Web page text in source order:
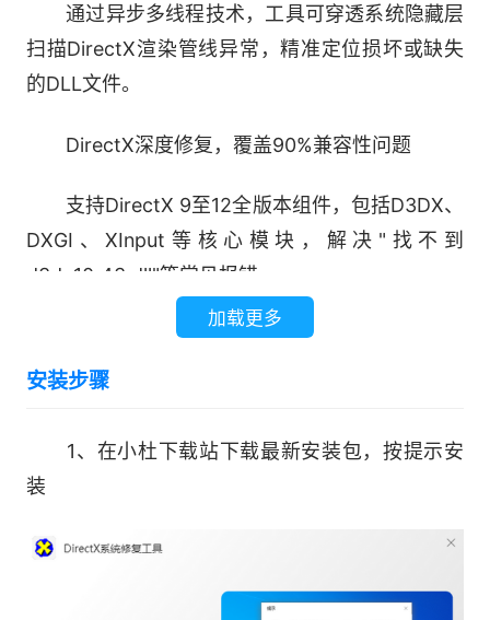
通过异步多线程技术，工具可穿透系统隐藏层
扫描DirectX渲染管线异常，精准定位损坏或缺失
的DLL文件。
DirectX深度修复，覆盖90%兼容性问题
支持DirectX 9至12全版本组件，包括D3DX、
DXGI、XInput等核心模块，解决"找不到
d3dx10_43.dll"等常见报错
【完美适用场景】
游戏启动失败，提示“找不到XXX.dll”
msvcp140.dll、msvcr100.dll等dll丢失修复
加载更多
安装步骤
1、在小杜下载站下载最新安装包，按提示安
装